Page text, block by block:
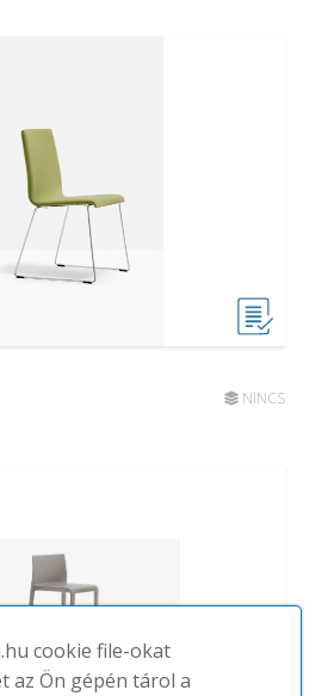
NINCS
cookie file-okat
az Ön gépén tárol a